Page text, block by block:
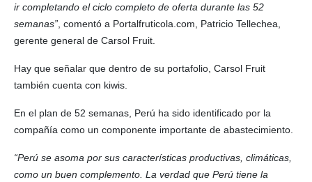
ir completando el ciclo completo de oferta durante las 52
semanas” , comentó a Portalfruticola.com, Patricio Tellechea,
gerente general de Carsol Fruit.
Hay que señalar que dentro de su portafolio, Carsol Fruit
también cuenta con kiwis.
En el plan de 52 semanas, Perú ha sido identificado por la
compañía como un componente importante de abastecimiento.
“Perú se asoma por sus características productivas, climáticas,
como un buen complemento. La verdad que Perú tiene la